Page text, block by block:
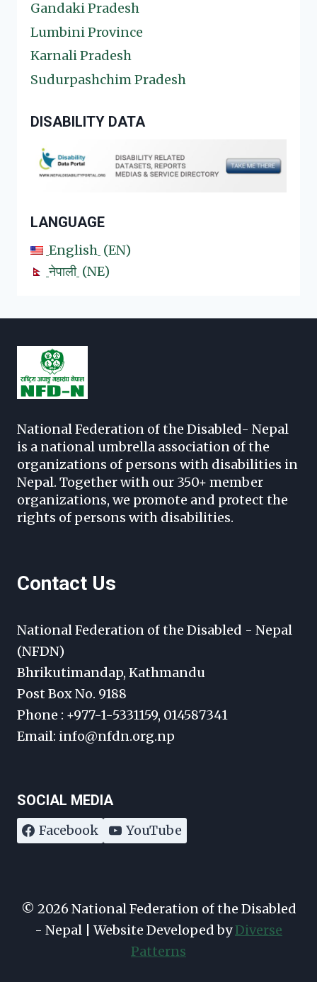
Gandaki Pradesh
Lumbini Province
Karnali Pradesh
Sudurpashchim Pradesh
DISABILITY DATA
LANGUAGE
English
EN
नेपाली
NE
National Federation of the Disabled- Nepal
is a national umbrella association of the
organizations of persons with disabilities in
Nepal. Together with our 350+ member
organizations, we promote and protect the
rights of persons with disabilities.
Contact Us
National Federation of the Disabled - Nepal
(NFDN)
Bhrikutimandap, Kathmandu
Post Box No. 9188
Phone : +977-1-5331159, 014587341
Email: info@nfdn.org.np
SOCIAL MEDIA
Facebook YouTube
© 2026 National Federation of the Disabled
- Nepal | Website Developed byDiverse
Patterns